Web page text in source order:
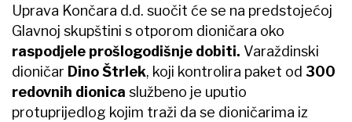
Uprava Končara d.d. suočit će se na predstojećoj
Glavnoj skupštini s otporom dioničara oko
raspodjele prošlogodišnje dobiti. Varaždinski
dioničar Dino Štrlek, koji kontrolira paket od 300
redovnih dionica službeno je uputio
protuprijedlog kojim traži da se dioničarima iz